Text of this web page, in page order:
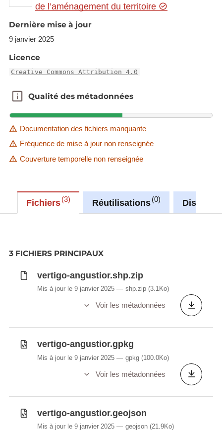
Link to Geocatalog:https://geocatalogue.gis-
gr.eu/geonetwork/srv/eng/catalog.search#/metadat
a/50f7fc0d-0ff1-4b45-9a69-5b94fceb15f4
This dataset is published in the view service (WMS)
available at:
molluscs_WMS/guest
with layer name(s):
-Vertigo_angustior
de l’aménagement du territoire
Dernière mise à jour
9 janvier 2025
Licence
Creative Commons Attribution 4.0
Qualité des métadonnées
Qualité des métadonnées
Documentation des fichiers manquante
Fréquence de mise à jour non renseignée
Couverture temporelle non renseignée
Fichiers 3 Réutilisations 0
3 FICHIERS PRINCIPAUX
vertigo-angustior.shp.zip
Mis à jour le 9 janvier 2025 shp.zip (3.1Ko)
Voir les métadonnées
vertigo-angustior.gpkg
Mis à jour le 9 janvier 2025 gpkg (100.0Ko)
Voir les métadonnées
vertigo-angustior.geojson
Mis à jour le 9 janvier 2025 geojson (21.9Ko)